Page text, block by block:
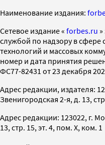
Наименование издания:
Cетевое издание « forbes.ru
службой по надзору в
технологий и массовых
номер и дата принятия
ФС77-82431 от 23 декабря
Адрес редакции, издателя:
Звенигородская 2-я, д. 13,
Адрес редакции: 123022, г.
13, стр. 15, эт. 4, пом. X, ком. 1